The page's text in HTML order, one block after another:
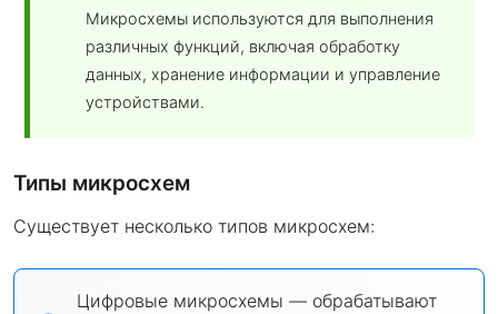
Микросхемы используются для выполнения
различных функций, включая обработку
данных, хранение информации и управление
устройствами.
Типы микросхем
Существует несколько типов микросхем:
Цифровые микросхемы — обрабатывают